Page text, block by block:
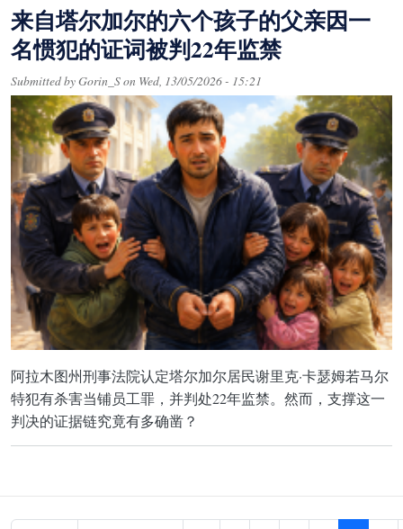
来自塔尔加尔的六个孩子的父亲因一
名惯犯的证词被判22年监禁
Submitted byGorin_Son Wed, 13/05/2026 - 15:21
阿拉木图州刑事法院认定塔尔加尔居民谢里克·卡瑟姆若马尔
特犯有杀害当铺员工罪，并判处22年监禁。然而，支撑这一
判决的证据链究竟有多确凿？